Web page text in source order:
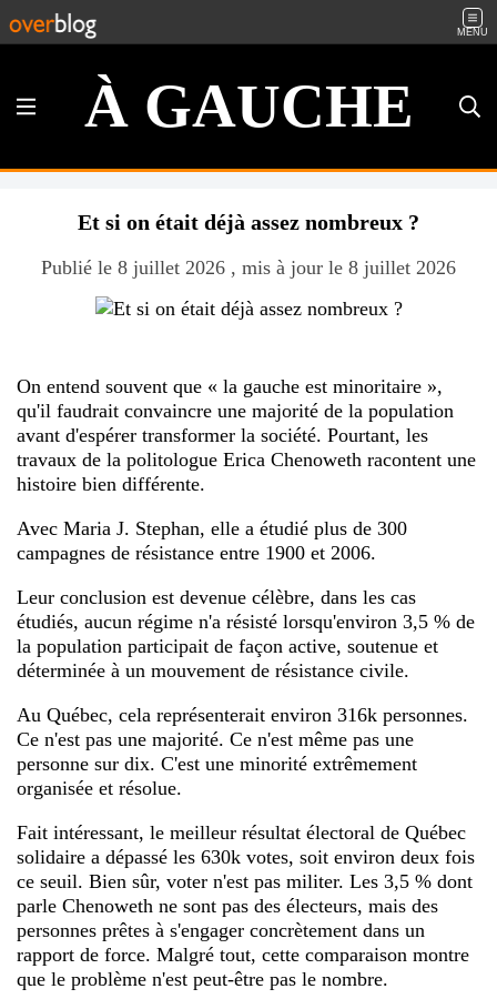
MENU
À GAUCHE
Et si on était déjà assez nombreux ?
Publié le 8 juillet 2026 , mis à jour le 8 juillet 2026
On entend souvent que « la gauche est minoritaire »,
qu'il faudrait convaincre une majorité de la population
avant d'espérer transformer la société. Pourtant, les
travaux de la politologue Erica Chenoweth racontent une
histoire bien différente.
Avec Maria J. Stephan, elle a étudié plus de 300
campagnes de résistance entre 1900 et 2006.
Leur conclusion est devenue célèbre, dans les cas
étudiés, aucun régime n'a résisté lorsqu'environ 3,5 % de
la population participait de façon active, soutenue et
déterminée à un mouvement de résistance civile.
Au Québec, cela représenterait environ 316k personnes.
Ce n'est pas une majorité. Ce n'est même pas une
personne sur dix. C'est une minorité extrêmement
organisée et résolue.
Fait intéressant, le meilleur résultat électoral de Québec
solidaire a dépassé les 630k votes, soit environ deux fois
ce seuil. Bien sûr, voter n'est pas militer. Les 3,5 % dont
parle Chenoweth ne sont pas des électeurs, mais des
personnes prêtes à s'engager concrètement dans un
rapport de force. Malgré tout, cette comparaison montre
que le problème n'est peut-être pas le nombre.